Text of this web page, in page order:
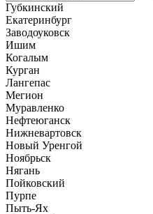
Губкинский
Екатеринбург
Заводоуковск
Ишим
Когалым
Курган
Лангепас
Мегион
Муравленко
Нефтеюганск
Нижневартовск
Новый Уренгой
Ноябрьск
Нягань
Пойковский
Пурпе
Пыть-Ях